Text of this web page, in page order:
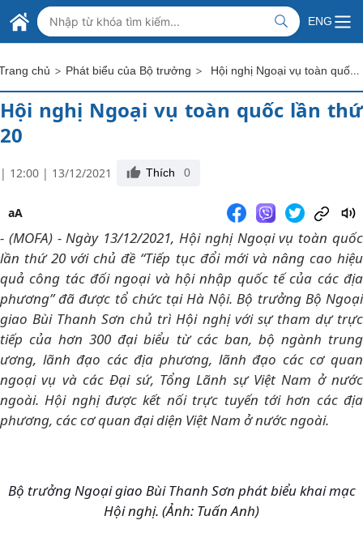
Skip to Main Content
BỘ NGOẠI GIAO VIỆT NAM
MINISTRY OF FOREIGN AFFAIRS
ENG
chủ > Phát biểu của Bộ trưởng > Hội nghị Ngoại vụ toàn quốc lần thứ 20
Hội nghị Ngoại vụ toàn quốc lần thứ
20
| 12:00 | 13/12/2021 Thích 0
aA
- (MOFA) - Ngày 13/12/2021, Hội nghị Ngoại vụ toàn quốc
lần thứ 20 với chủ đề “Tiếp tục đổi mới và nâng cao hiệu
quả công tác đối ngoại và hội nhập quốc tế của các địa
phương” đã được tổ chức tại Hà Nội. Bộ trưởng Bộ Ngoại
giao Bùi Thanh Sơn chủ trì Hội nghị với sự tham dự trực
tiếp của hơn 300 đại biểu từ các ban, bộ ngành trung
ương, lãnh đạo các địa phương, lãnh đạo các cơ quan
ngoại vụ và các Đại sứ, Tổng Lãnh sự Việt Nam ở nước
ngoài. Hội nghị được kết nối trực tuyến tới hơn các địa
phương, các cơ quan đại diện Việt Nam ở nước ngoài.
Bộ trưởng Ngoại giao Bùi Thanh Sơn phát biểu khai mạc
Hội nghị. (Ảnh: Tuấn Anh)